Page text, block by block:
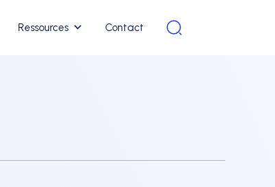
Contact
Ressources